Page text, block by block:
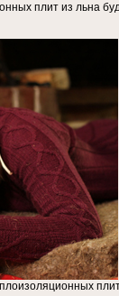
плит из льна